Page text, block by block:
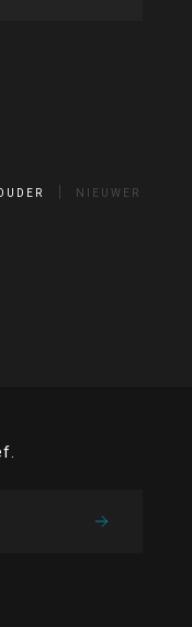
NIEUWER